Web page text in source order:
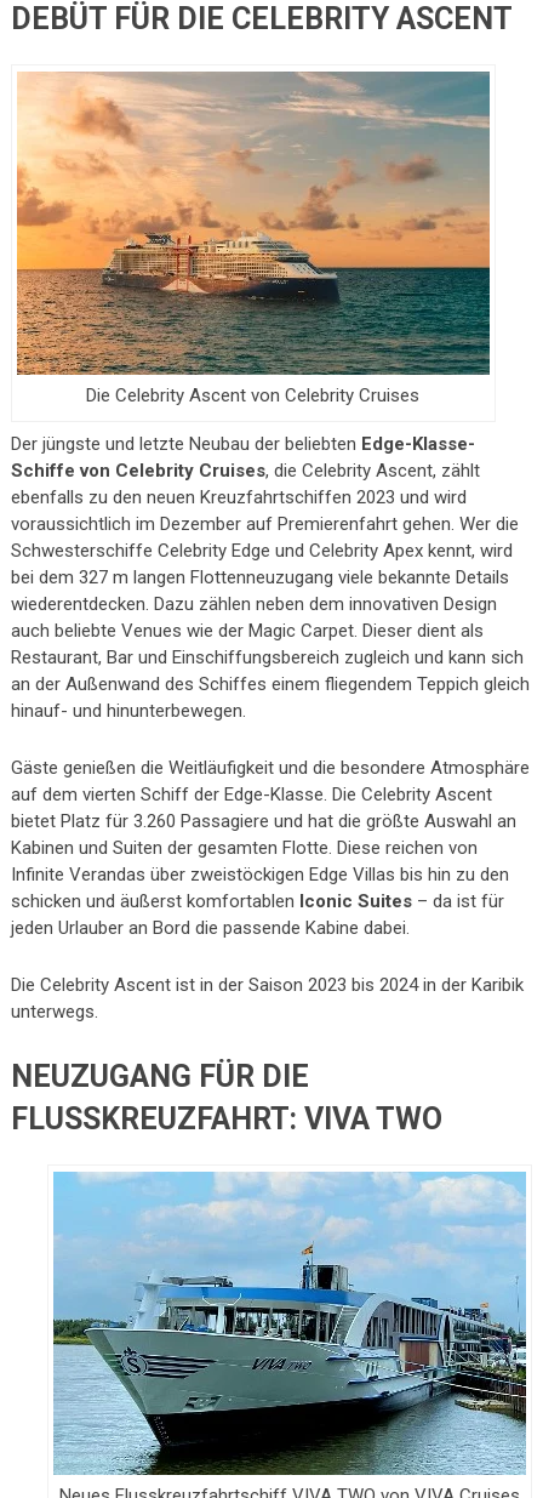
DEBÜT FÜR DIE CELEBRITY ASCENT
Die Celebrity Ascent von Celebrity Cruises
Der jüngste und letzte Neubau der beliebten Edge-Klasse-
Schiffe von Celebrity Cruises, die Celebrity Ascent, zählt
ebenfalls zu den neuen Kreuzfahrtschiffen 2023 und wird
voraussichtlich im Dezember auf Premierenfahrt gehen. Wer die
Schwesterschiffe Celebrity Edge und Celebrity Apex kennt, wird
bei dem 327 m langen Flottenneuzugang viele bekannte Details
wiederentdecken. Dazu zählen neben dem innovativen Design
auch beliebte Venues wie der Magic Carpet. Dieser dient als
Restaurant, Bar und Einschiffungsbereich zugleich und kann sich
an der Außenwand des Schiffes einem fliegendem Teppich gleich
hinauf- und hinunterbewegen.
Gäste genießen die Weitläufigkeit und die besondere Atmosphäre
auf dem vierten Schiff der Edge-Klasse. Die Celebrity Ascent
bietet Platz für 3.260 Passagiere und hat die größte Auswahl an
Kabinen und Suiten der gesamten Flotte. Diese reichen von
Infinite Verandas über zweistöckigen Edge Villas bis hin zu den
schicken und äußerst komfortablen Iconic Suites– da ist für
jeden Urlauber an Bord die passende Kabine dabei.
Die Celebrity Ascent ist in der Saison 2023 bis 2024 in der Karibik
unterwegs.
NEUZUGANG FÜR DIE
FLUSSKREUZFAHRT: VIVA TWO